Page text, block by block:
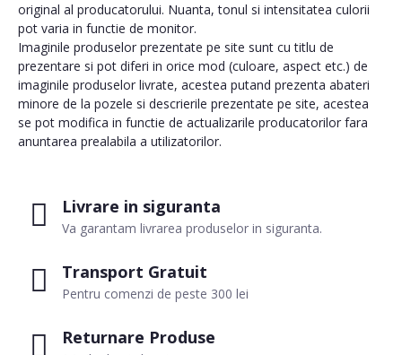
Livrare in siguranta
Va garantam livrarea produselor in siguranta.
Transport Gratuit
Pentru comenzi de peste 300 lei
Returnare Produse
original al producatorului. Nuanta, tonul si intensitatea culorii
pot varia in functie de monitor.
Imaginile produselor prezentate pe site sunt cu titlu de
prezentare si pot diferi in orice mod (culoare, aspect etc.) de
imaginile produselor livrate, acestea putand prezenta abateri
minore de la pozele si descrierile prezentate pe site, acestea
se pot modifica in functie de actualizarile producatorilor fara
anuntarea prealabila a utilizatorilor.